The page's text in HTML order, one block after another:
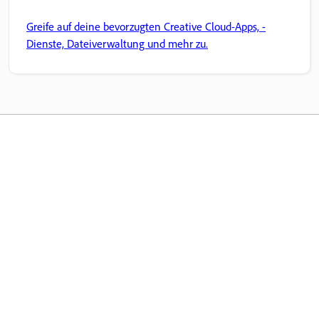
Greife auf deine bevorzugten Creative Cloud-Apps, -
Dienste, Dateiverwaltung und mehr zu.